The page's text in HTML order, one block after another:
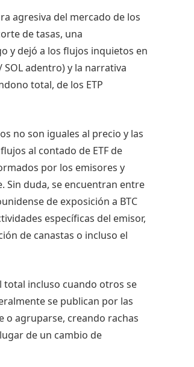
agresiva del mercado de los
de tasas, una
y dejó a los flujos inquietos en
adentro) y la narrativa
total, de los ETP
no son iguales al precio y las
al contado de ETF de
por los emisores y
Sin duda, se encuentran entre
de exposición a BTC
específicas del emisor,
de canastas o incluso el
total incluso cuando otros se
se publican por las
o agruparse, creando rachas
de un cambio de